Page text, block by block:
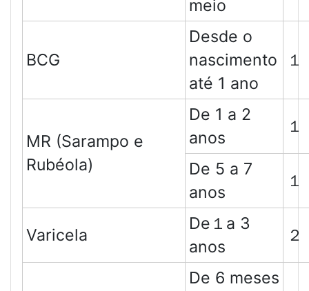
meio
BCG
Desde o
nascimento
até 1 ano
１
MR (Sarampo e
Rubéola)
De 1 a 2
anos
１
De 5 a 7
anos
１
Varicela
De１a 3
anos
２
De 6 meses